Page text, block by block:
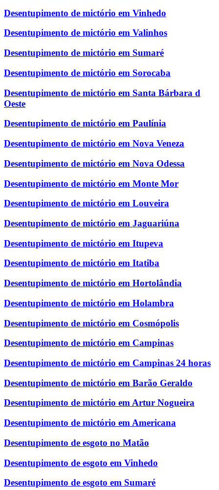
Desentupimento de mictório em Vinhedo
Desentupimento de mictório em Valinhos
Desentupimento de mictório em Sumaré
Desentupimento de mictório em Sorocaba
Desentupimento de mictório em Santa Bárbara d
Oeste
Desentupimento de mictório em Paulínia
Desentupimento de mictório em Nova Veneza
Desentupimento de mictório em Nova Odessa
Desentupimento de mictório em Monte Mor
Desentupimento de mictório em Louveira
Desentupimento de mictório em Jaguariúna
Desentupimento de mictório em Itupeva
Desentupimento de mictório em Itatiba
Desentupimento de mictório em Hortolândia
Desentupimento de mictório em Holambra
Desentupimento de mictório em Cosmópolis
Desentupimento de mictório em Campinas
Desentupimento de mictório em Campinas 24 horas
Desentupimento de mictório em Barão Geraldo
Desentupimento de mictório em Artur Nogueira
Desentupimento de mictório em Americana
Desentupimento de esgoto no Matão
Desentupimento de esgoto em Vinhedo
Desentupimento de esgoto em Sumaré